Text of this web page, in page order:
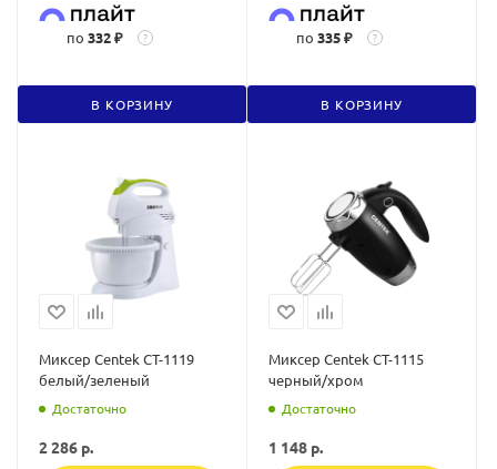
по 332 ₽ ?
В КОРЗИНУ
по 335 ₽ ?
В КОРЗИНУ
Миксер Centek CT-1119
белый/зеленый
Достаточно
2 286 р.
Миксер Centek CT-1115
черный/хром
Достаточно
1 148 р.